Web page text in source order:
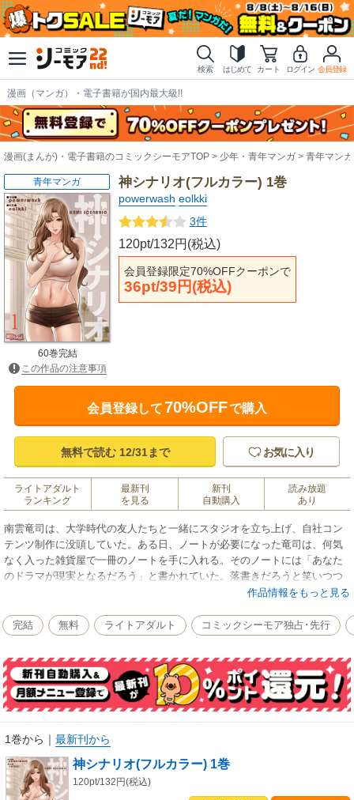
検索 はじめて カート ログイン 会員登録
漫画（マンガ）・電子書籍が国内最大級!!
漫画(まんが)・電子書籍のコミックシーモアTOP 少年・青年マンガ 青年マンガ
神シナリオ(フルカラー) 1巻
powerwash eolkki
3件
120pt/132円(税込)
会員登録限定70%OFFクーポンで
36pt/39円(税込)
青年マンガ
60巻完結
この作品の注意事項
会員登録して70%OFFで購入
無料で読む 12/31まで お気に入り
ライトアダルト
ランキング
最新刊
を見る
新刊
自動購入
読み放題
あり
南雲竜司は、大学時代の友人たちと一緒にスタジオを立ち上げ、自社コン
テンツ制作に没頭していた。ある日、ノートが必要になった竜司は、何気
なく入った雑貨屋で一冊のノートを手に入れる。そのノートには「あなた
のドラマが現実となるだろう」と書かれていた。落書きだろうと笑いつつ
も、何か気になるのでそのノートを購入。半信半疑のまま「もしあの子が
翌朝、いつものように会社に行くと、何かがおかしい。って、あの子が本
当に俺と付き合ってるだって！？いや、まさか…あのノートは本物だって
作品情報をもっと見る
完結 無料 ライトアダルト コミックシーモア独占･先行
1巻から ｜ 最新刊から
神シナリオ(フルカラー) 1巻
120pt/132円(税込)